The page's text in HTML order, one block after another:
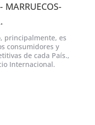
MARRUECOS-
principalmente, es
consumidores y
de cada País.,
Internacional.